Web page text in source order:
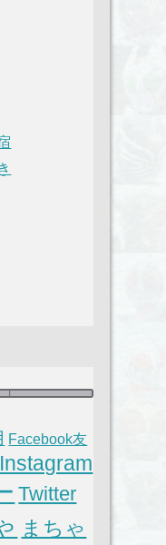
Facebook友
Instagram
Twitter
まちゃ